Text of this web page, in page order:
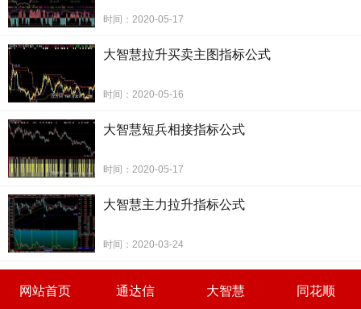
超级短线非常精准(大智慧)的选股公式如下：
时间：2020-05-17
大智慧拉升买卖主图指标公式
时间：2020-05-16
大智慧短兵相接指标公式
时间：2020-05-17
大智慧主力拉升指标公式
时间：2020-03-24
网站首页 通达信 大智慧
同花顺